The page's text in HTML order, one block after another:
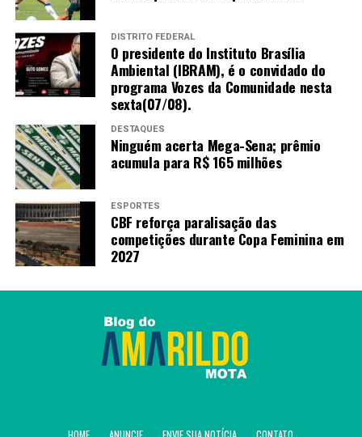
DISTRITO FEDERAL
O presidente do Instituto Brasília
Ambiental (IBRAM), é o convidado do
programa Vozes da Comunidade nesta
sexta(07/08).
DESTAQUES
Ninguém acerta Mega-Sena; prêmio
acumula para R$ 165 milhões
ESPORTES
CBF reforça paralisação das
competições durante Copa Feminina em
2027